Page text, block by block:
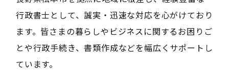
行政書士として、誠実・迅速な対応を心がけており
ます。皆さまの暮らしやビジネスに関するお困りご
とや行政手続き、書類作成などを幅広くサポートし
ています。